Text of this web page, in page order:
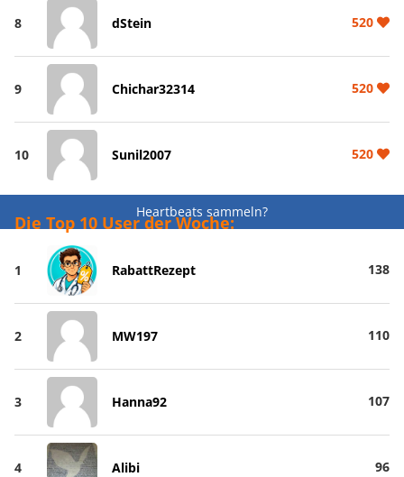
8 dStein 520
9 Chichar32314 520
10 Sunil2007 520
Heartbeats sammeln?
Die Top 10 User der Woche:
1 RabattRezept 138
2 MW197 110
3 Hanna92 107
4 Alibi 96